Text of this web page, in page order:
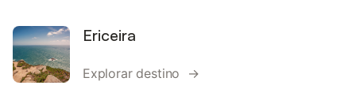
Ericeira
Explorar destino →